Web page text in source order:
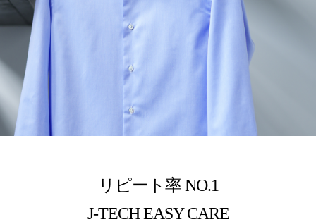
リピート率 NO.1
J-TECH EASY CARE